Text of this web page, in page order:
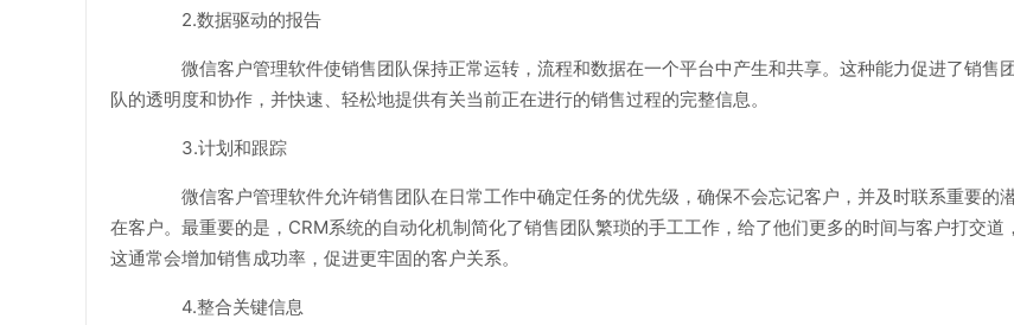
2.数据驱动的报告
微信客户管理软件使销售团队保持正常运转，流程和数据在一个平台中产生和共享。这种能力促进了销售
队的透明度和协作，并快速、轻松地提供有关当前正在进行的销售过程的完整信息。
3.计划和跟踪
微信客户管理软件允许销售团队在日常工作中确定任务的优先级，确保不会忘记客户，并及时联系重要的
在客户。最重要的是，CRM系统的自动化机制简化了销售团队繁琐的手工工作，给了他们更多的时间与客户打交道，
这通常会增加销售成功率，促进更牢固的客户关系。
4.整合关键信息